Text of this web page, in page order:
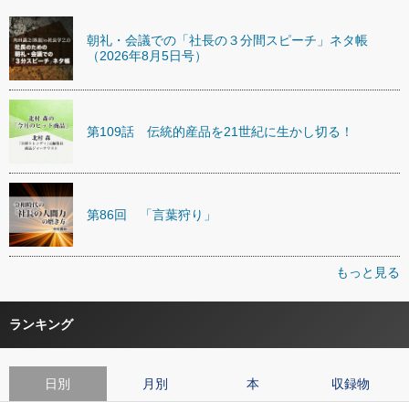
朝礼・会議での「社長の３分間スピーチ」ネタ帳
（2026年8月5日号）
第109話 伝統的産品を21世紀に生かし切る！
第86回 「言葉狩り」
もっと見る
ランキング
日別 月別 本 収録物